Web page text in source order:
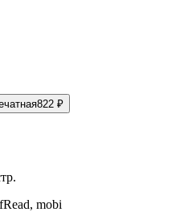
822 ₽
mobi